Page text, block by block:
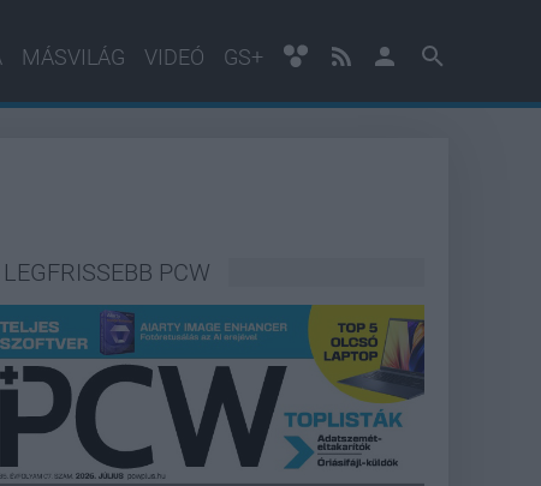
MÁSVILÁG VIDEÓ GS+
LEGFRISSEBB PCW